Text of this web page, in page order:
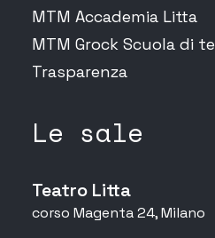
MTM Accademia Litta
MTM Grock Scuola di
Trasparenza
Le sale
Teatro Litta
corso Magenta 24, Milano